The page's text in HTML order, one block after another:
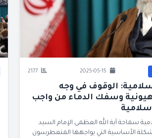
2177
الوقوف في وجه
وسفك الدماء من واجب
سماحة آية الله العظمى الإمام السيد
الأساسية التي يواجهها المتغطرسون